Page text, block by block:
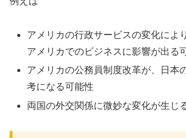
アメリカの行政サービスの変化によ
アメリカでのビジネスに影響が出る
アメリカの公務員制度改革が、日本
考になる可能性
両国の外交関係に微妙な変化が生じ